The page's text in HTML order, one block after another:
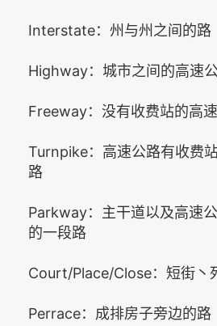
Interstate：州与州之间的路
Highway：城市之间的高速
Freeway：没有收费站的高
Turnpike：高速公路有收费
路
Parkway：主干道以及高速
的一段路
Court/Place/Close：短街丶
Perrace：成排房子旁边的路